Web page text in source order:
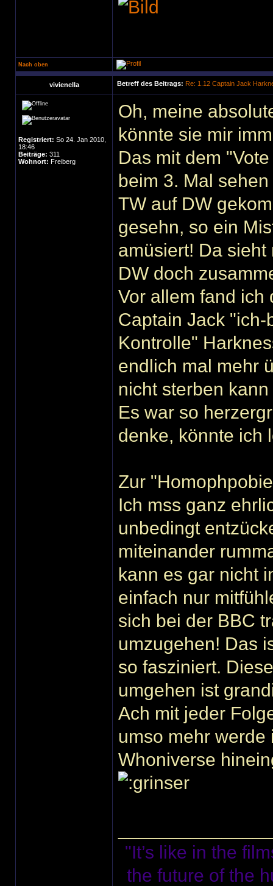
Nach oben
vivienella Betreff des Beitrags: Re: 1.12 Captain Jack
Registriert: So 24. Jan 2010,
18:46
Beiträge: 311
Wohnort: Freiberg
Oh, meine
könnte sie mir
Das mit dem
beim 3. Mal
TW auf DW
gesehn, so ein
amüsiert! Da
DW doch
Vor allem fand ich
Captain Jack
Kontrolle"
endlich mal mehr
nicht sterben
Es war so
denke, könnte ich
Zur
Ich mss ganz
unbedingt
miteinander
kann es gar nicht
einfach nur
sich bei der BBC
umzugehen! Das
so fasziniert.
umgehen ist
Ach mit jeder
umso mehr
Whoniverse
"It’s like in the
the future of the